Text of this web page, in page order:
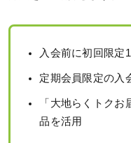
入会前に初回限定
定期会員限定の入
「大地らくトク
品を活用